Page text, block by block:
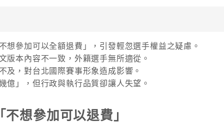
想參加可以全額退費」，引發輕忽選手權益之疑慮。
版本內容不一致，外籍選手無所適從。
及，對台北國際賽事形象造成影響。
億」，但行政與執行品質卻讓人失望。
想參加可以退費」